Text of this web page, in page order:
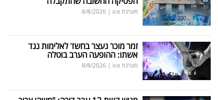
מערכת ice |
8/8/2026
זמר מוכר נעצר בחשד לאלימות נגד
אשתו: ההופעה הערב בוטלה
מערכת ice |
8/8/2026